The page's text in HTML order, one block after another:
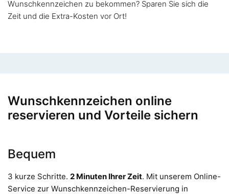
Wunschkennzeichen zu bekommen? Sparen Sie sich die
Zeit und die Extra-Kosten vor Ort!
Wunschkennzeichen online
reservieren und Vorteile sichern
Bequem
3 kurze Schritte. 2 Minuten Ihrer Zeit. Mit unserem Online-
Service zur Wunschkennzeichen-Reservierung in